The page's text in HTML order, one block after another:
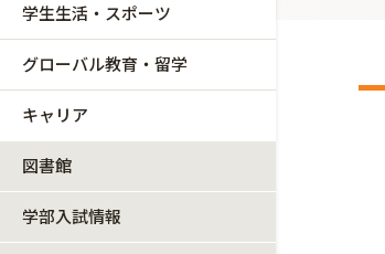
学生生活・スポーツ
グローバル教育・留学
キャリア
図書館
学部入試情報